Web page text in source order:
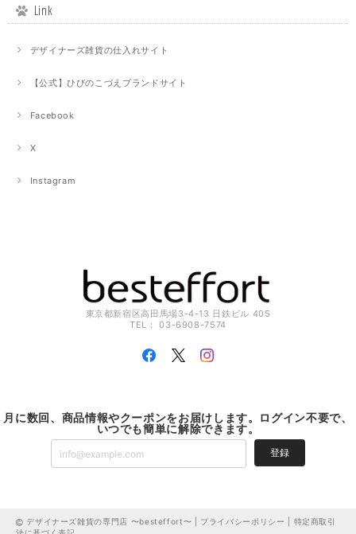
Link
デザイナーズ雑貨の仕入れサイト
【公式】ひびのこづえブランドサイト
Facebook
X
Instagram
東京都新宿区高田馬場3-4-13 日鉄ビル 405
TEL： 03-6908-7574
月に数回、商品情報やクーポンをお届けします。ログイン不要で、
いつでも簡単に解除できます。
登録
デザイナーズ雑貨の専門店 〜besteffort〜 | プライバシーポリシー
特定商取引